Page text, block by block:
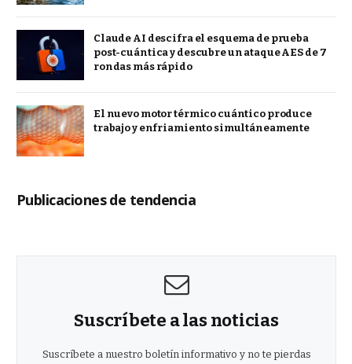
Claude AI descifra el esquema de prueba
post-cuántica y descubre un ataque AES de 7
rondas más rápido
El nuevo motor térmico cuántico produce
trabajo y enfriamiento simultáneamente
Publicaciones de tendencia
Suscríbete a las noticias
Suscríbete a nuestro boletín informativo y no te pierdas